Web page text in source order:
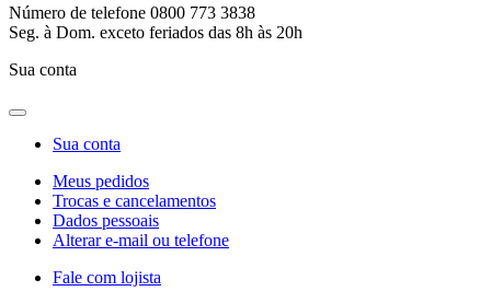
Número de telefone 0800 773 3838
Seg. à Dom. exceto feriados das 8h às 20h
Sua conta
Sua conta
Meus pedidos
Trocas e cancelamentos
Dados pessoais
Alterar e-mail ou telefone
Fale com lojista